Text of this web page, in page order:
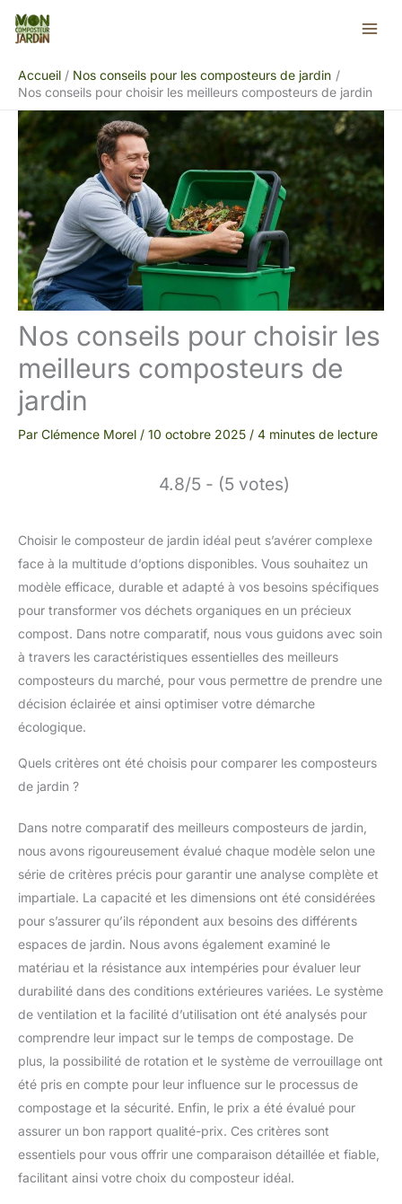
Aller
Accueil
Nos conseils pour les composteurs de jardin
Nos conseils pour choisir les meilleurs composteurs de jardin
Nos conseils pour choisir les
meilleurs composteurs de
jardin
Par Clémence Morel / 10 octobre 2025 / 4 minutes de lecture
4.8/5 - (5 votes)
Choisir le composteur de jardin idéal peut s’avérer complexe
face à la multitude d’options disponibles. Vous souhaitez un
modèle efficace, durable et adapté à vos besoins spécifiques
pour transformer vos déchets organiques en un précieux
compost. Dans notre comparatif, nous vous guidons avec soin
à travers les caractéristiques essentielles des meilleurs
composteurs du marché, pour vous permettre de prendre une
décision éclairée et ainsi optimiser votre démarche
écologique.
Quels critères ont été choisis pour comparer les composteurs
de jardin ?
Dans notre comparatif des meilleurs composteurs de jardin,
nous avons rigoureusement évalué chaque modèle selon une
série de critères précis pour garantir une analyse complète et
impartiale. La capacité et les dimensions ont été considérées
pour s’assurer qu’ils répondent aux besoins des différents
espaces de jardin. Nous avons également examiné le
matériau et la résistance aux intempéries pour évaluer leur
durabilité dans des conditions extérieures variées. Le système
de ventilation et la facilité d’utilisation ont été analysés pour
comprendre leur impact sur le temps de compostage. De
plus, la possibilité de rotation et le système de verrouillage ont
été pris en compte pour leur influence sur le processus de
compostage et la sécurité. Enfin, le prix a été évalué pour
assurer un bon rapport qualité-prix. Ces critères sont
essentiels pour vous offrir une comparaison détaillée et fiable,
facilitant ainsi votre choix du composteur idéal.
Rechercher